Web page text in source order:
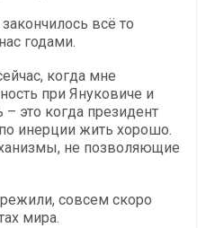
всё то
годами.
когда мне
при Януковиче и
– это когда президент
инерции жить хорошо.
не позволяющие
совсем скоро
мира.